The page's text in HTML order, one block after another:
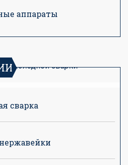
аппараты
холодной сварки
сварка